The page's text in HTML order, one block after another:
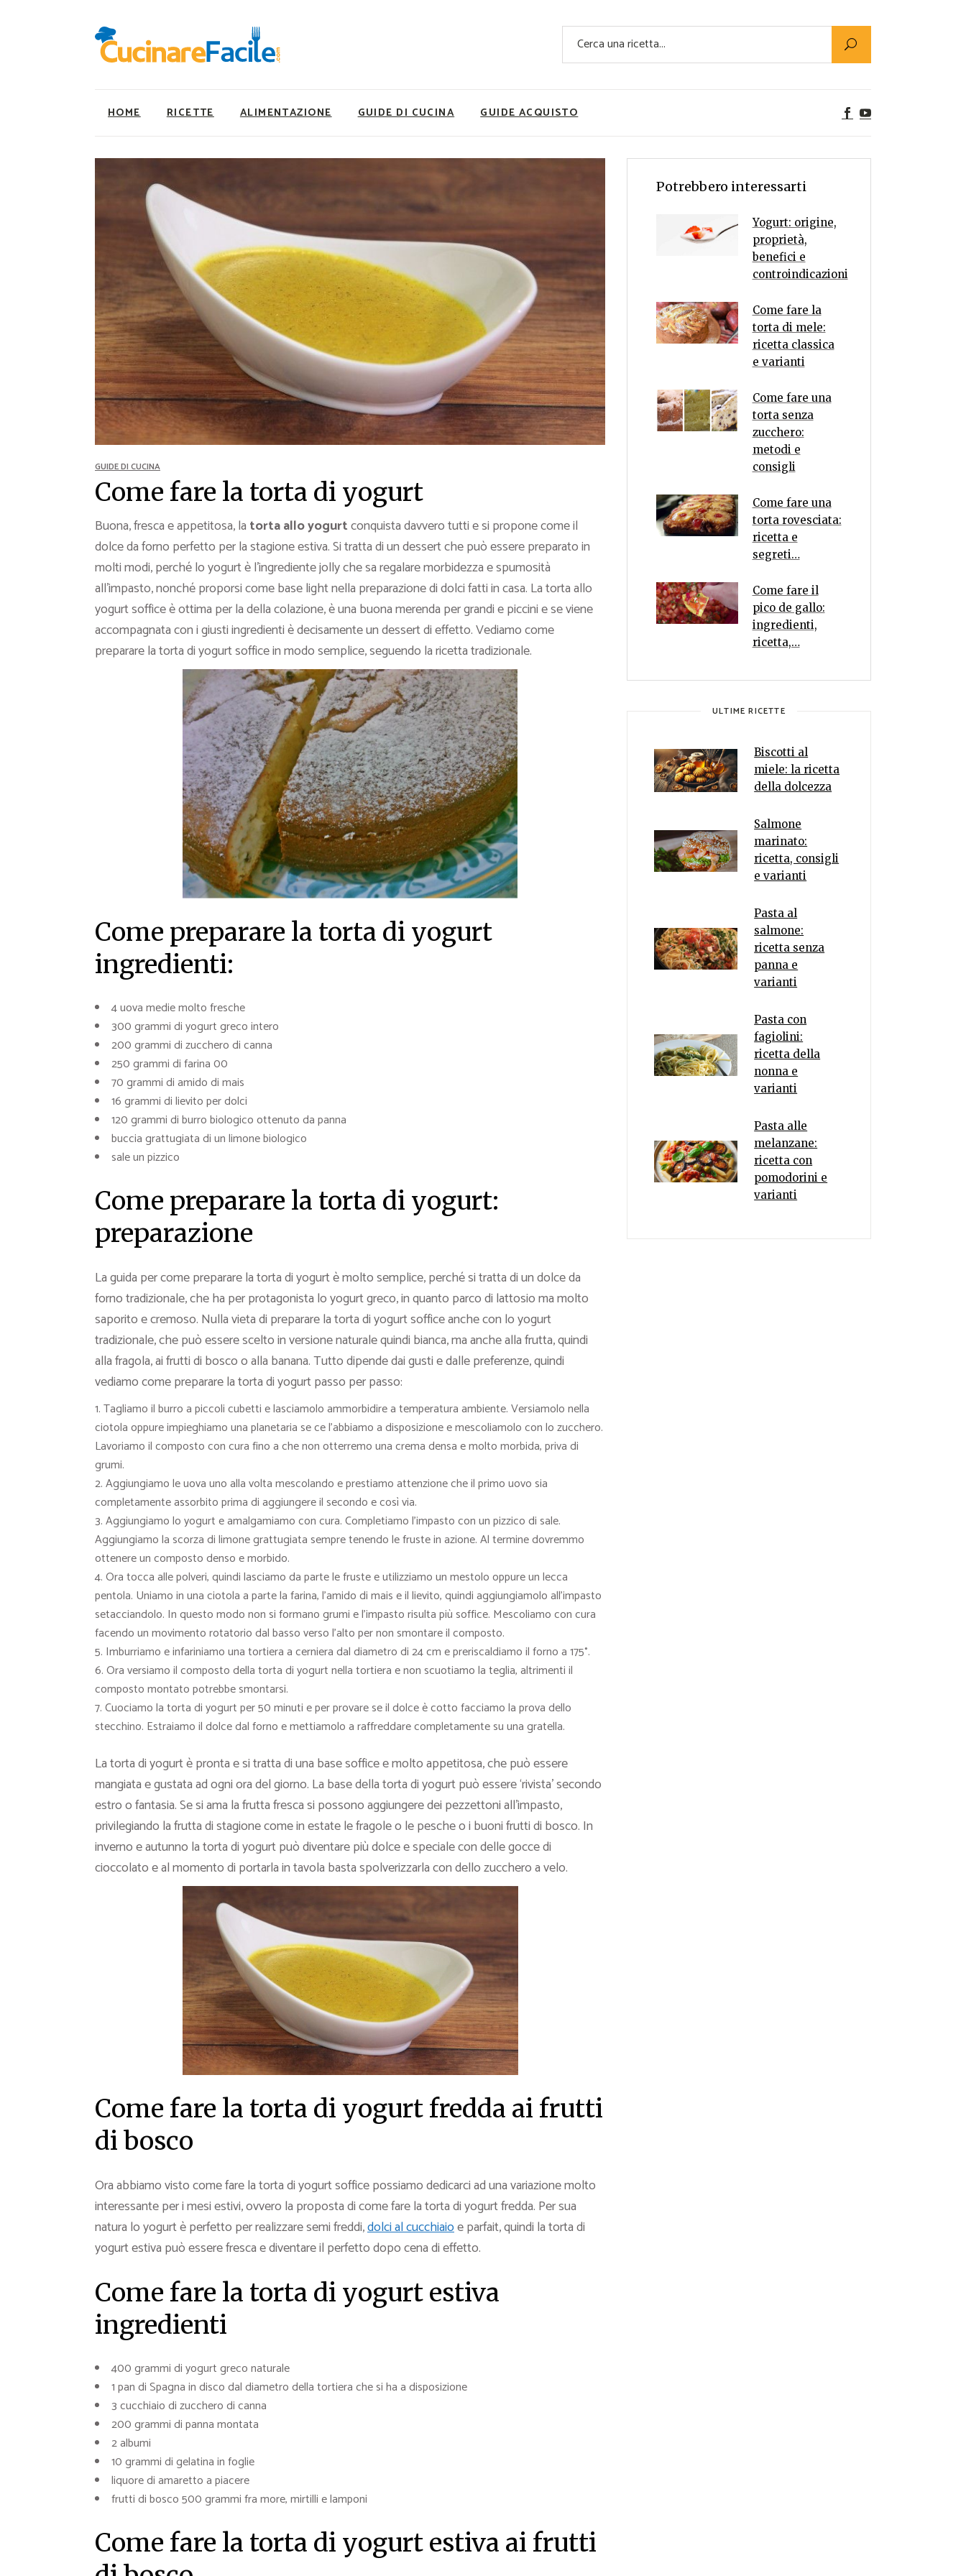
Cerca
HOME RICETTE
Ricette Facili e Veloci
Ricette Primi Piatti
Ricette Antipasti
Ricette Carne
Ricette Secondi
Ricette Pizze e Rustici
Ricette Contorni
Ricette Piatti unici
Ricette Pesce
Video Ricette
Ricette per Ingrediente
ALIMENTAZIONE
Utility
Ricette Vegetariane
Ricette Vegane
Rumors
GUIDE DI CUCINA GUIDE ACQUISTO
Ricette Facili e Veloci
Ricette Primi Piatti
Ricette Dolci
Ricette Carne
Ricette Secondi
Ricette Pesce
Video Ricette
Ricette per Ingrediente
Utility
Super Alimenti
Ricette Vegetariane
Rumors
GUIDE DI CUCINA
Come fare la torta di yogurt
Buona, fresca e appetitosa, la torta allo yogurtconquista davvero tutti e si propone come il
dolce da forno perfetto per la stagione estiva. Si tratta di un dessert che può essere preparato in
molti modi, perché lo yogurt è l’ingrediente jolly che sa regalare morbidezza e spumosità
all’impasto, nonché proporsi come base light nella preparazione di dolci fatti in casa. La torta allo
yogurt soffice è ottima per la della colazione, è una buona merenda per grandi e piccini e se viene
accompagnata con i giusti ingredienti è decisamente un dessert di effetto. Vediamo come
preparare la torta di yogurt soffice in modo semplice, seguendo la ricetta tradizionale.
Come preparare la torta di yogurt
ingredienti:
4 uova medie molto fresche
300 grammi di yogurt greco intero
200 grammi di zucchero di canna
250 grammi di farina 00
70 grammi di amido di mais
16 grammi di lievito per dolci
120 grammi di burro biologico ottenuto da panna
buccia grattugiata di un limone biologico
sale un pizzico
Come preparare la torta di yogurt:
preparazione
La guida per come preparare la torta di yogurt è molto semplice, perché si tratta di un dolce da
forno tradizionale, che ha per protagonista lo yogurt greco, in quanto parco di lattosio ma molto
saporito e cremoso. Nulla vieta di preparare la torta di yogurt soffice anche con lo yogurt
tradizionale, che può essere scelto in versione naturale quindi bianca, ma anche alla frutta, quindi
alla fragola, ai frutti di bosco o alla banana. Tutto dipende dai gusti e dalle preferenze, quindi
vediamo come preparare la torta di yogurt passo per passo:
Tagliamo il burro a piccoli cubetti e lasciamolo ammorbidire a temperatura ambiente. Versiamolo nella
ciotola oppure impieghiamo una planetaria se ce l’abbiamo a disposizione e mescoliamolo con lo zucchero.
Lavoriamo il composto con cura fino a che non otterremo una crema densa e molto morbida, priva di
grumi.
Aggiungiamo le uova uno alla volta mescolando e prestiamo attenzione che il primo uovo sia
completamente assorbito prima di aggiungere il secondo e così via.
Aggiungiamo lo yogurt e amalgamiamo con cura. Completiamo l’impasto con un pizzico di sale.
Aggiungiamo la scorza di limone grattugiata sempre tenendo le fruste in azione. Al termine dovremmo
ottenere un composto denso e morbido.
Ora tocca alle polveri, quindi lasciamo da parte le fruste e utilizziamo un mestolo oppure un lecca
pentola. Uniamo in una ciotola a parte la farina, l’amido di mais e il lievito, quindi aggiungiamolo all’impasto
setacciandolo. In questo modo non si formano grumi e l’impasto risulta più soffice. Mescoliamo con cura
facendo un movimento rotatorio dal basso verso l’alto per non smontare il composto.
Imburriamo e infariniamo una tortiera a cerniera dal diametro di 24 cm e preriscaldiamo il forno a 175°.
Ora versiamo il composto della torta di yogurt nella tortiera e non scuotiamo la teglia, altrimenti il
composto montato potrebbe smontarsi.
Cuociamo la torta di yogurt per 50 minuti e per provare se il dolce è cotto facciamo la prova dello
stecchino. Estraiamo il dolce dal forno e mettiamolo a raffreddare completamente su una gratella.
La torta di yogurt è pronta e si tratta di una base soffice e molto appetitosa, che può essere
mangiata e gustata ad ogni ora del giorno. La base della torta di yogurt può essere ‘rivista’ secondo
estro o fantasia. Se si ama la frutta fresca si possono aggiungere dei pezzettoni all’impasto,
privilegiando la frutta di stagione come in estate le fragole o le pesche o i buoni frutti di bosco. In
inverno e autunno la torta di yogurt può diventare più dolce e speciale con delle gocce di
cioccolato e al momento di portarla in tavola basta spolverizzarla con dello zucchero a velo.
Come fare la torta di yogurt fredda ai frutti
di bosco
Ora abbiamo visto come fare la torta di yogurt soffice possiamo dedicarci ad una variazione molto
interessante per i mesi estivi, ovvero la proposta di come fare la torta di yogurt fredda. Per sua
natura lo yogurt è perfetto per realizzare semi freddi,dolci al cucchiaioe parfait, quindi la torta di
yogurt estiva può essere fresca e diventare il perfetto dopo cena di effetto.
Come fare la torta di yogurt estiva
ingredienti
400 grammi di yogurt greco naturale
1 pan di Spagna in disco dal diametro della tortiera che si ha a disposizione
3 cucchiaio di zucchero di canna
200 grammi di panna montata
2 albumi
10 grammi di gelatina in foglie
liquore di amaretto a piacere
frutti di bosco 500 grammi fra more, mirtilli e lamponi
Come fare la torta di yogurt estiva ai frutti
Potrebbero interessarti
Yogurt: origine,
proprietà,
benefici e
controindicazioni
Come fare la
torta di mele:
ricetta classica
e varianti
Come fare una
torta senza
zucchero:
metodi e
consigli
Come fare una
torta rovesciata:
ricetta e
segreti…
Come fare il
pico de gallo:
ingredienti,
ricetta,…
ULTIME RICETTE
Biscotti al
miele: la ricetta
della dolcezza
Salmone
marinato:
ricetta, consigli
e varianti
Pasta al
salmone:
ricetta senza
panna e
varianti
Pasta con
fagiolini:
ricetta della
nonna e
varianti
Pasta alle
melanzane:
ricetta con
pomodorini e
varianti